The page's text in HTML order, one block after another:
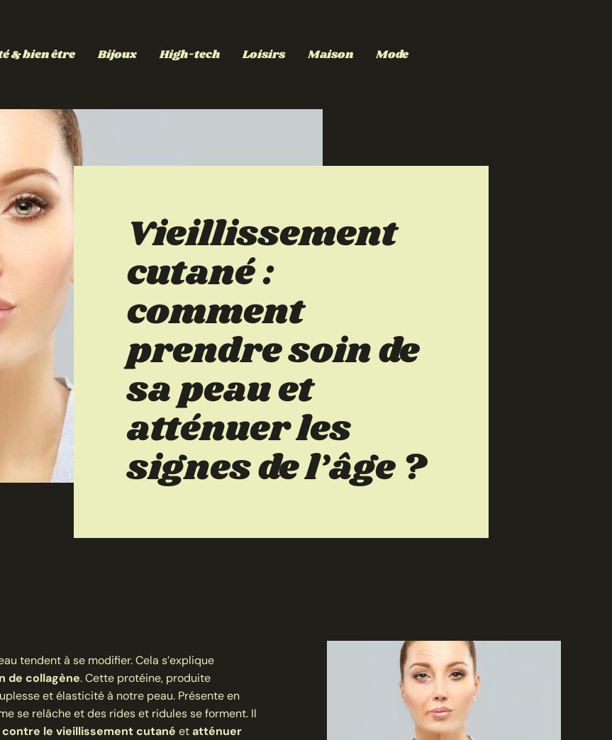
& bien être Bijoux High-tech Loisirs Maison Mode
Vieillissement
cutané :
comment
prendre soin de
sa peau et
atténuer les
signes de l’âge ?
tendent à se modifier. Cela s’explique
de collagène. Cette protéine, produite
et élasticité à notre peau. Présente en
se relâche et des rides et ridules se forment. Il
le vieillissement cutané etatténuer